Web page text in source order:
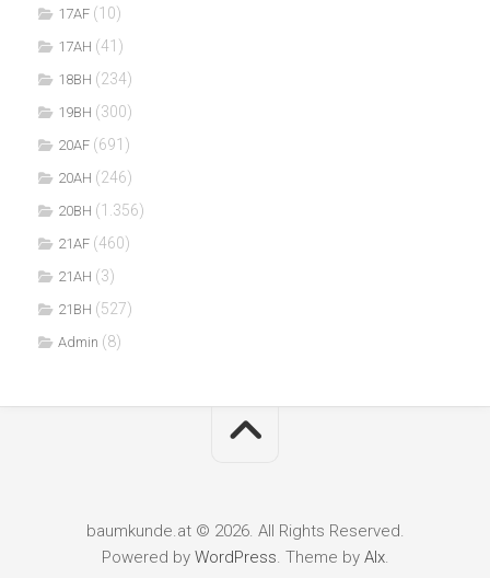
17AF (10)
17AH (41)
18BH (234)
19BH (300)
20AF (691)
20AH (246)
20BH (1.356)
21AF (460)
21AH (3)
21BH (527)
Admin (8)
baumkunde.at © 2026. All Rights Reserved.
Powered by WordPress. Theme by Alx.